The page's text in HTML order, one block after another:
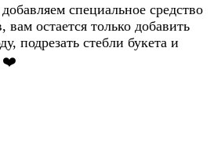
специальное средство
вам остается только добавить
подрезать стебли букета и
❤️